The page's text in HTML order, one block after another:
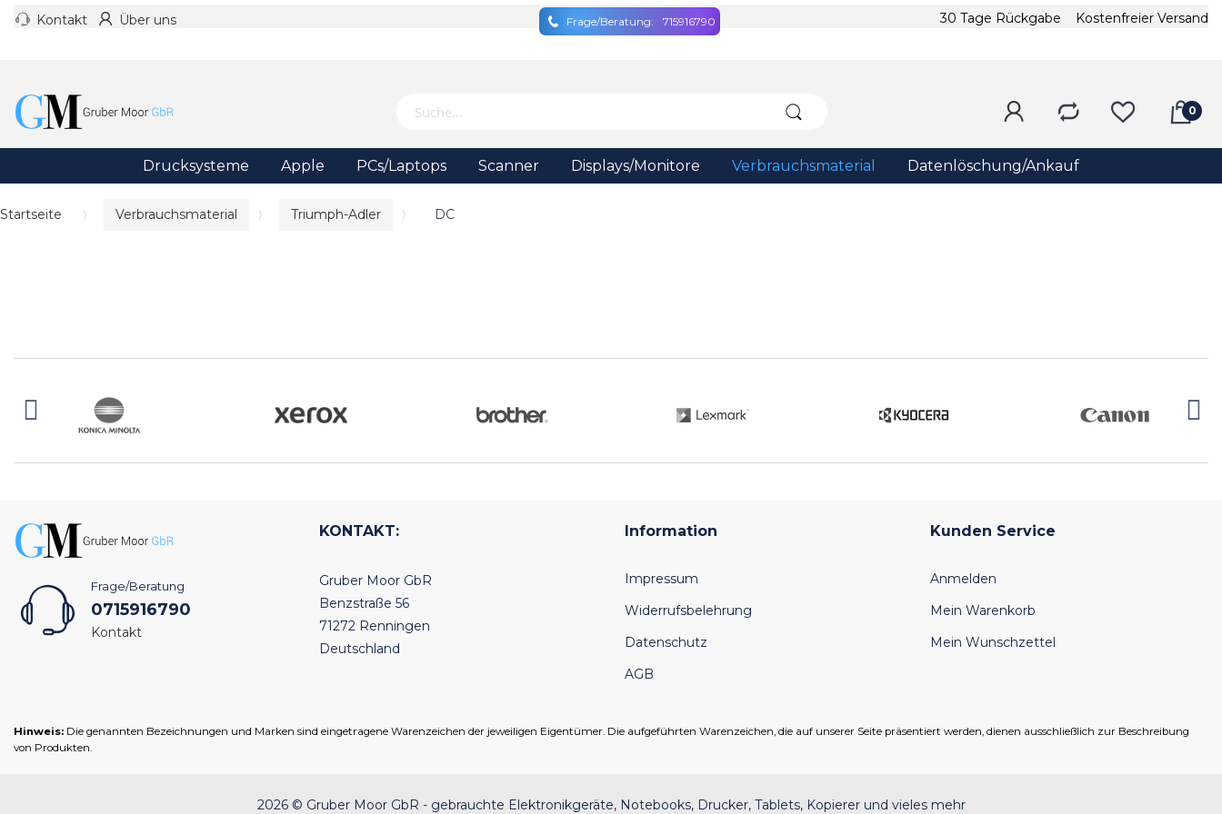
Kontakt Über uns Frage/Beratung: 715916790 30 Tage Rückgabe Kostenfreier Versand
Drucksysteme Apple PCs/Laptops Scanner Displays/Monitore Verbrauchsmaterial Datenlöschung/Ankauf
Startseite Verbrauchsmaterial Triumph-Adler DC
Frage/Beratung
0715916790
Kontakt
KONTAKT:
Gruber Moor GbR
Benzstraße 56
71272 Renningen
Deutschland
Information
Impressum
Widerrufsbelehrung
Datenschutz
AGB
Kunden Service
Anmelden
Mein Warenkorb
Mein Wunschzettel
Hinweis: Die genannten Bezeichnungen und Marken sind eingetragene Warenzeichen der jeweiligen Eigentümer. Die aufgeführten Warenzeichen, die auf unserer Seite präsentiert werden, dienen ausschließlich zur Beschreibung
von Produkten.
2026 © Gruber Moor GbR - gebrauchte Elektronikgeräte, Notebooks, Drucker, Tablets, Kopierer und vieles mehr